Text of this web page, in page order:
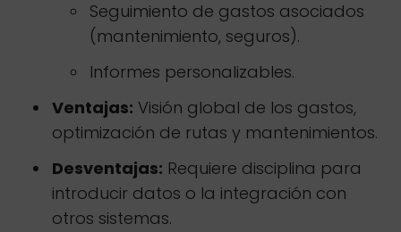
Seguimiento de gastos asociados
(mantenimiento, seguros).
Informes personalizables.
Ventajas: Visión global de los gastos,
optimización de rutas y mantenimientos.
Desventajas: Requiere disciplina para
introducir datos o la integración con
otros sistemas.